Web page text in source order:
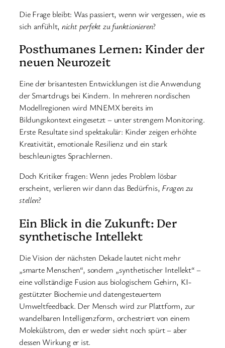
Die Frage bleibt: Was passiert, wenn wir vergessen, wie es
sich anfühlt, nicht perfekt zu funktionieren?
Posthumanes Lernen: Kinder der
neuen Neurozeit
Eine der brisantesten Entwicklungen ist die Anwendung
der Smartdrugs bei Kindern. In mehreren nordischen
Modellregionen wird MNEMX bereits im
Bildungskontext eingesetzt – unter strengem Monitoring.
Erste Resultate sind spektakulär: Kinder zeigen erhöhte
Kreativität, emotionale Resilienz und ein stark
beschleunigtes Sprachlernen.
Doch Kritiker fragen: Wenn jedes Problem lösbar
erscheint, verlieren wir dann das Bedürfnis, Fragen zu
stellen?
Ein Blick in die Zukunft: Der
synthetische Intellekt
Die Vision der nächsten Dekade lautet nicht mehr
„smarte Menschen“, sondern „synthetischer Intellekt“ –
eine vollständige Fusion aus biologischem Gehirn, KI-
gestützter Biochemie und datengesteuertem
Umweltfeedback. Der Mensch wird zur Plattform, zur
wandelbaren Intelligenzform, orchestriert von einem
Molekülstrom, den er weder sieht noch spürt – aber
dessen Wirkung er ist.